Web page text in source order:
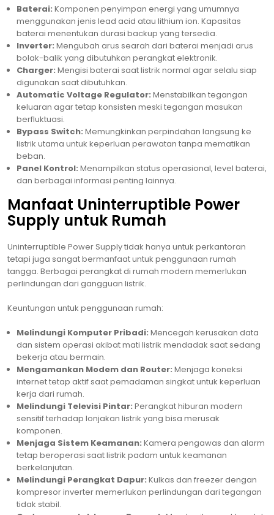
Baterai: Komponen penyimpan energi yang umumnya
menggunakan jenis lead acid atau lithium ion. Kapasitas
baterai menentukan durasi backup yang tersedia.
Inverter: Mengubah arus searah dari baterai menjadi arus
bolak-balik yang dibutuhkan perangkat elektronik.
Charger: Mengisi baterai saat listrik normal agar selalu siap
digunakan saat dibutuhkan.
Automatic Voltage Regulator: Menstabilkan tegangan
keluaran agar tetap konsisten meski tegangan masukan
berfluktuasi.
Bypass Switch: Memungkinkan perpindahan langsung ke
listrik utama untuk keperluan perawatan tanpa mematikan
beban.
Panel Kontrol: Menampilkan status operasional, level baterai,
dan berbagai informasi penting lainnya.
Manfaat Uninterruptible Power
Supply untuk Rumah
Uninterruptible Power Supply tidak hanya untuk perkantoran
tetapi juga sangat bermanfaat untuk penggunaan rumah
tangga. Berbagai perangkat di rumah modern memerlukan
perlindungan dari gangguan listrik.
Keuntungan untuk penggunaan rumah:
Melindungi Komputer Pribadi: Mencegah kerusakan data
dan sistem operasi akibat mati listrik mendadak saat sedang
bekerja atau bermain.
Mengamankan Modem dan Router: Menjaga koneksi
internet tetap aktif saat pemadaman singkat untuk keperluan
kerja dari rumah.
Melindungi Televisi Pintar: Perangkat hiburan modern
sensitif terhadap lonjakan listrik yang bisa merusak
komponen.
Menjaga Sistem Keamanan: Kamera pengawas dan alarm
tetap beroperasi saat listrik padam untuk keamanan
berkelanjutan.
Melindungi Perangkat Dapur: Kulkas dan freezer dengan
kompresor inverter memerlukan perlindungan dari tegangan
tidak stabil.